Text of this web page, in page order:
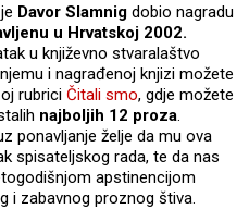
Davor Slamnig dobio nagradu
u Hrvatskoj 2002.
u književno stvaralaštvo
i nagrađenoj knjizi možete
rubrici Čitali smo, gdje možete
najboljih 12 proza.
ponavljanje želje da mu ova
spisateljskog rada, te da nas
apstinencijom
i zabavnog proznog štiva.